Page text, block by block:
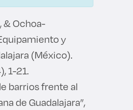
& Ochoa-
y
(México).
1-21.
barrios frente al
de Guadalajara”,